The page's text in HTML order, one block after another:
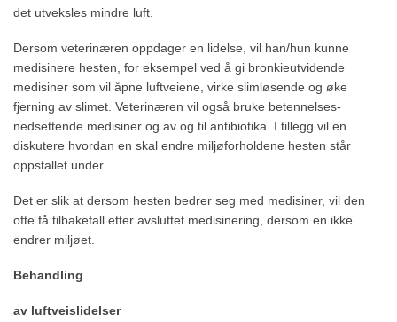
det utveksles mindre luft.
Dersom veterinæren oppdager en lidelse, vil han/hun kunne
medisinere hesten, for eksempel ved å gi bronkieutvidende
medisiner som vil åpne luftveiene, virke slimløsende og øke
fjerning av slimet. Veterinæren vil også bruke betennelses-
nedsettende medisiner og av og til antibiotika. I tillegg vil en
diskutere hvordan en skal endre miljøforholdene hesten står
oppstallet under.
Det er slik at dersom hesten bedrer seg med medisiner, vil den
ofte få tilbakefall etter avsluttet medisinering, dersom en ikke
endrer miljøet.
Behandling
av luftveislidelser